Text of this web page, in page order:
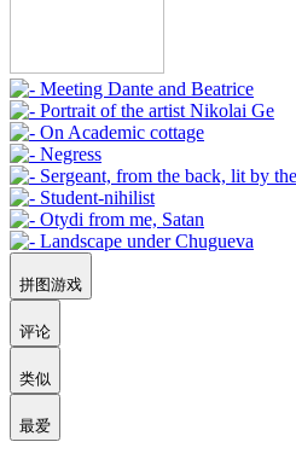
拼图游戏
评论
类似
最爱